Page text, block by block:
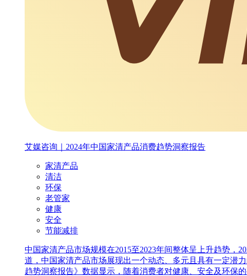
艾媒咨询｜2024年中国家清产品消费趋势洞察报告
家清产品
清洁
环保
老管家
健康
安全
节能减排
中国家清产品市场规模在2015至2023年间整体呈上升趋势，
道，中国家清产品市场展现出一个动态、多元且具有一定潜
趋势洞察报告》数据显示，随着消费者对健康、安全及环保